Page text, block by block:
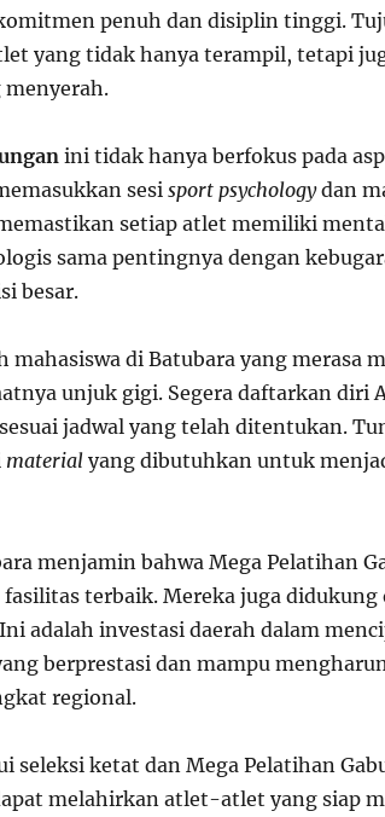
penuh dan disiplin tinggi.
yang tidak hanya terampil, tetapi
ini tidak hanya berfokus pada
sesisport psychologydan
setiap atlet memiliki
sama pentingnya dengan
besar.
mahasiswa di Batubara yang merasa
unjuk gigi. Segera daftarkan diri
jadwal yang telah ditentukan.
materialyang dibutuhkan untuk
menjamin bahwa Mega Pelatihan
terbaik. Mereka juga
adalah investasi daerah dalam
berprestasi dan mampu
regional.
seleksi ketat dan Mega Pelatihan
melahirkan atlet-atlet yang siap